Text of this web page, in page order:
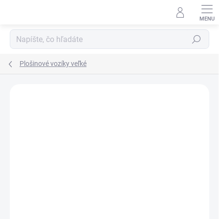
Hľadať
Plošinové vozíky veľké